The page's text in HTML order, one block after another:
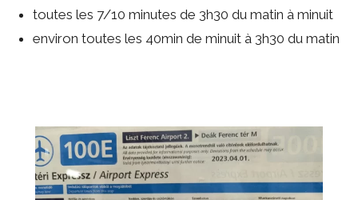
toutes les 7/10 minutes de 3h30 du matin à minuit
environ toutes les 40min de minuit à 3h30 du matin